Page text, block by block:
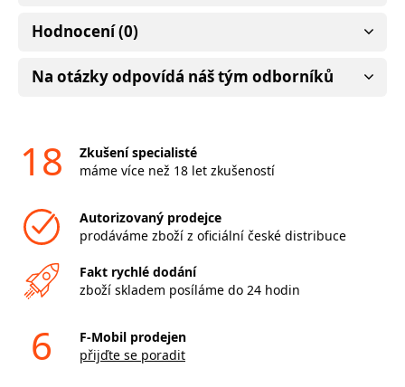
Hodnocení (0)
Na otázky odpovídá náš tým odborníků
18
Zkušení specialisté
máme více než 18 let zkušeností
Autorizovaný prodejce
prodáváme zboží z oficiální české distribuce
Fakt rychlé dodání
zboží skladem posíláme do 24 hodin
6
F-Mobil prodejen
přijďte se poradit